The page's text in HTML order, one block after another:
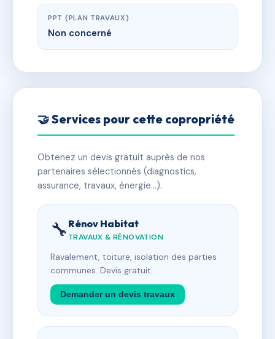
PPT (PLAN TRAVAUX)
Non concerné
🤝 Services pour cette copropriété
Obtenez un devis gratuit auprès de nos
partenaires sélectionnés (diagnostics,
assurance, travaux, énergie…).
🔧 Rénov Habitat
TRAVAUX & RÉNOVATION
Ravalement, toiture, isolation des parties
communes. Devis gratuit.
Demander un devis travaux